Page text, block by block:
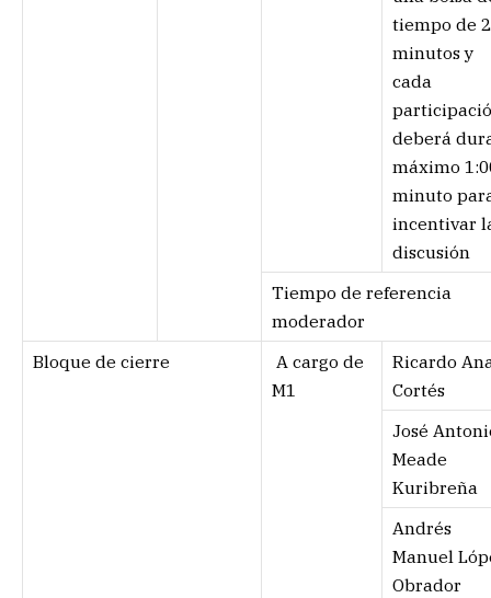
tiempo de
minutos y
cada
deberá
máximo
minuto
incentivar
discusión
Tiempo de referencia
moderador
Bloque de cierre
A cargo de
M1
Ricardo
Cortés
José
Meade
Kuribreña
Andrés
Manuel
Obrador